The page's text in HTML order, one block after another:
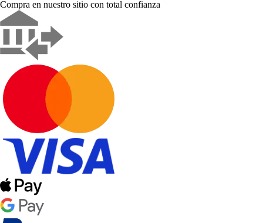
Compra en nuestro sitio con total confianza